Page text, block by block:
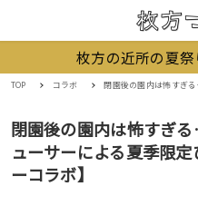
枚方の近所の夏
TOP コラボ 閉園後の園内は怖すぎる…世界的お化け屋
閉園後の園内は怖すぎ
ューサーによる夏季限
ーコラボ】